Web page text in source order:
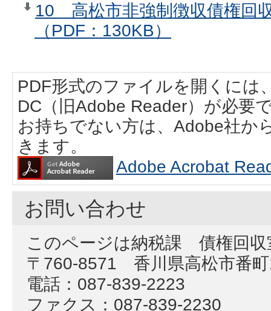
10 高松市非強制徴収債権回
（PDF：130KB）
PDF形式のファイルを開くには
DC（旧Adobe Reader）が必要
お持ちでない方は、Adobe社か
きます。
Adobe Acrobat
お問い合わせ
このページは納税課 債権回収
〒760-8571 香川県高松市番
電話：087-839-2223
ファクス：087-839-2230